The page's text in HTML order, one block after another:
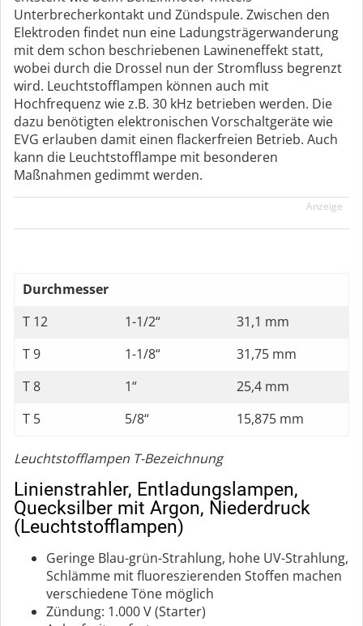
Unterbrecherkontakt und Zündspule. Zwischen den
Elektroden findet nun eine Ladungsträgerwanderung
mit dem schon beschriebenen Lawineneffekt statt,
wobei durch die Drossel nun der Stromfluss begrenzt
wird. Leuchtstofflampen können auch mit
Hochfrequenz wie z.B. 30 kHz betrieben werden. Die
dazu benötigten elektronischen Vorschaltgeräte wie
EVG erlauben damit einen flackerfreien Betrieb. Auch
kann die Leuchtstofflampe mit besonderen
Maßnahmen gedimmt werden.
Anzeige
Durchmesser
T 12
1-1/2“
31,1 mm
T 9
1-1/8“
31,75 mm
T 8
1“
25,4 mm
T 5
5/8“ 15,875 mm
Leuchtstofflampen T-Bezeichnung
Linienstrahler, Entladungslampen,
Quecksilber mit Argon, Niederdruck
(Leuchtstofflampen)
Geringe Blau-grün-Strahlung, hohe UV-Strahlung,
Schlämme mit fluoreszierenden Stoffen machen
verschiedene Töne möglich
Zündung: 1.000 V (Starter)